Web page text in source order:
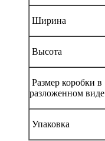
Ширина
Высота
Размер коробки в
разложенном виде
Упаковка